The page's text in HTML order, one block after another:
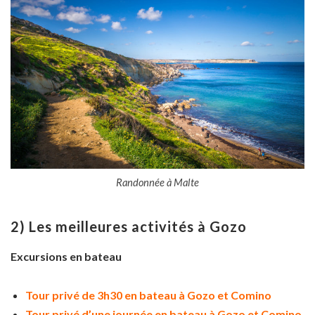
Randonnée à Malte
2) Les meilleures activités à Gozo
Excursions en bateau
Tour privé de 3h30 en bateau à Gozo et Comino